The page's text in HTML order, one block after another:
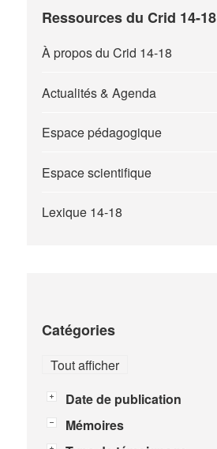
Ressources du Crid 14-18
À propos du Crid 14-18
Actualités & Agenda
Espace pédagogique
Espace scientifique
Lexique 14-18
Catégories
Tout afficher
Date de publication
Mémoires